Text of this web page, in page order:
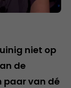
niet op
de
paar van dé